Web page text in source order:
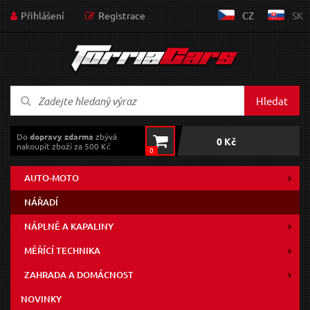
Přihlášení Registrace CZ SK
Hledat
Dodopravy zdarma zbývá
nakoupit zboží za 500 Kč
0
0 Kč
AUTO-MOTO
NÁŘADÍ
NÁPLNĚ A KAPALINY
MĚŘÍCÍ TECHNIKA
ZAHRADA A DOMÁCNOST
NOVINKY